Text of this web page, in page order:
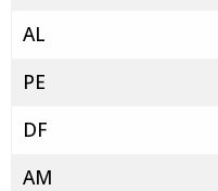
AL
PE
DF
AM